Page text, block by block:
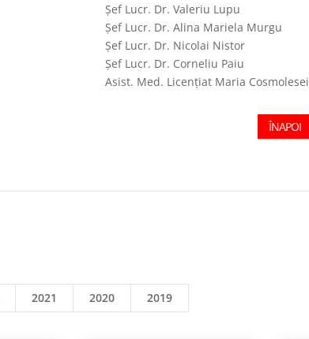
Șef Lucr. Dr. Valeriu Lupu
Șef Lucr. Dr. Alina Mariela Murgu
Șef Lucr. Dr. Nicolai Nistor
Șef Lucr. Dr. Corneliu Paiu
Asist. Med. Licențiat Maria Cosmolesei
ÎNAPOI
2019
2020
2021